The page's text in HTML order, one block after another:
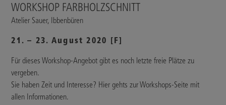
WORKSHOP FARBHOLZSCHNITT
Atelier Sauer, Ibbenbüren
21. – 23. August 2020 [F]
Für dieses Workshop-Angebot gibt es noch letzte freie Plätze zu
vergeben.
Sie haben Zeit und Interesse? Hier gehts zur Workshops-Seite mit
allen Informationen.